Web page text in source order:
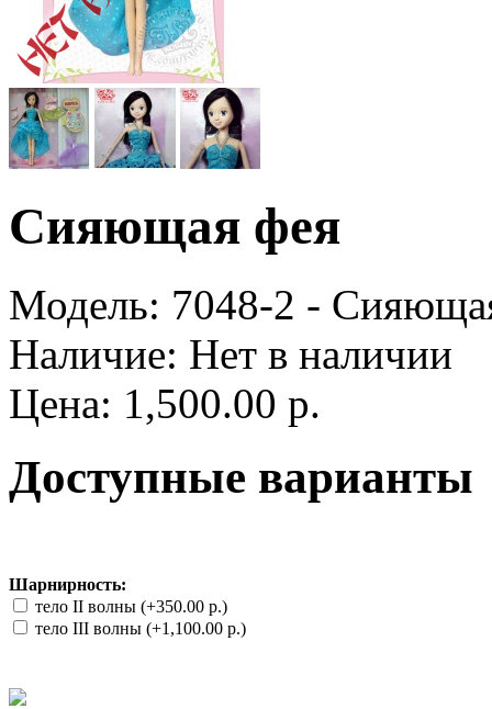
Сияющая фея
Модель: 7048-2 -
Наличие: Нет в наличии
Цена: 1,500.00 р.
Доступные варианты
Шарнирность:
тело II волны (+350.00 р.)
тело III волны (+1,100.00 р.)